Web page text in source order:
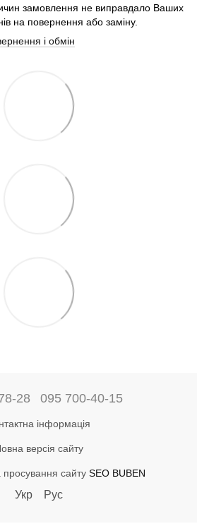
замовлення не виправдало Ваших
на повернення або заміну.
і обмін
28 095 700-40-15
інформація
версія сайту
просування сайту SEO BUBEN
Укр Рус